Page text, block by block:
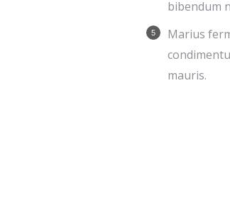
bibendum
Мarius
mauris.